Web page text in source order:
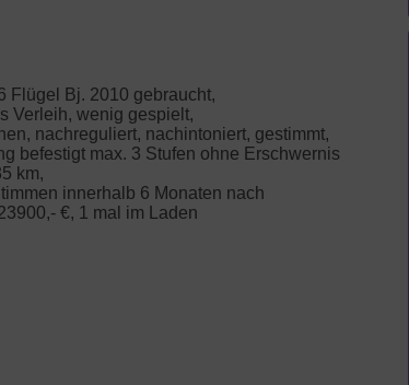
Flügel Bj. 2010 gebraucht,
Verleih, wenig gespielt,
nachreguliert, nachintoniert, gestimmt,
befestigt max. 3 Stufen ohne Erschwernis
km,
innerhalb 6 Monaten nach
€, 1 mal im Laden